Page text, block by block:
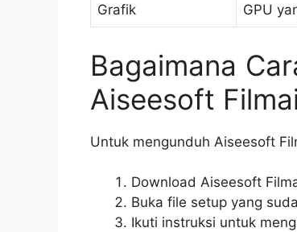
Grafik GPU
Bagaimana
Aiseesoft
Untuk mengunduh Aiseesoft
Download Aiseesoft
Buka file setup yang
Ikuti instruksi untuk